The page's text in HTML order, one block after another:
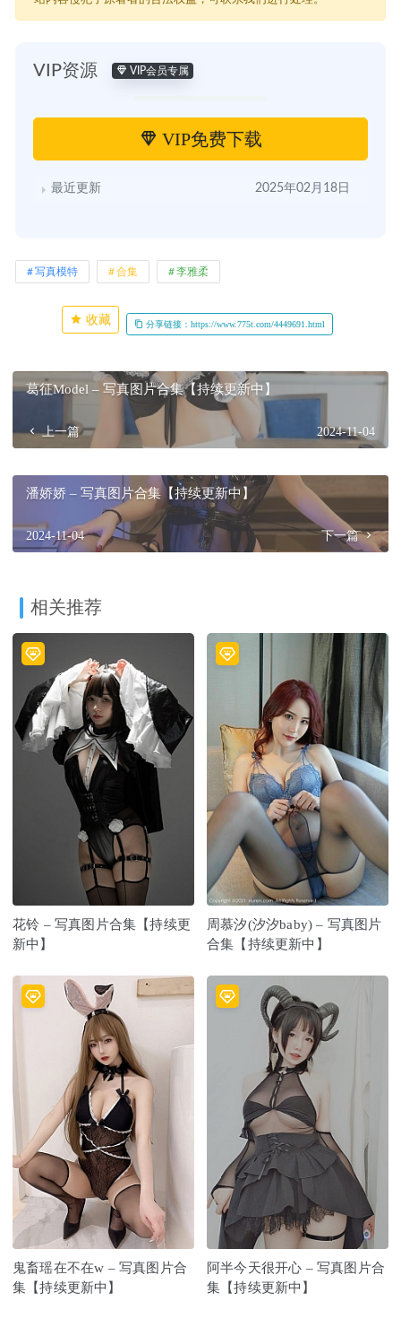
VIP资源 VIP会员专属
VIP免费下载
最近更新 2025年02月18日
写真模特 合集 李雅柔
收藏 分享链接：https://www.775t.com/4449691.html
葛征Model – 写真图片合集【持续更新中】
上一篇 2024-11-04
潘娇娇 – 写真图片合集【持续更新中】
2024-11-04 下一篇
相关推荐
花铃 – 写真图片合集【持续更
新中】
周慕汐(汐汐baby) – 写真图片
合集【持续更新中】
鬼畜瑶在不在w – 写真图片合
集【持续更新中】
阿半今天很开心 – 写真图片合
集【持续更新中】